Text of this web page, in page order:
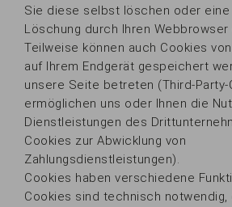
Sie diese selbst löschen oder
Löschung durch Ihren Webbrowser
Teilweise können auch Cookies
auf Ihrem Endgerät gespeichert
unsere Seite betreten (Third-Party-
ermöglichen uns oder Ihnen die
Dienstleistungen des
Cookies zur Abwicklung von
Zahlungsdienstleistungen).
Cookies haben verschiedene
Cookies sind technisch